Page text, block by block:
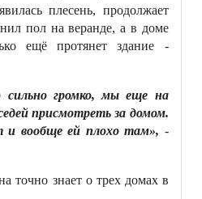
плесень, продолжает
пол на веранде, а в доме
ещё протянет здание -
сильно громко, мы еще на
присмотреть за домом.
и вообще ей плохо там», -
точно знает о трех домах в